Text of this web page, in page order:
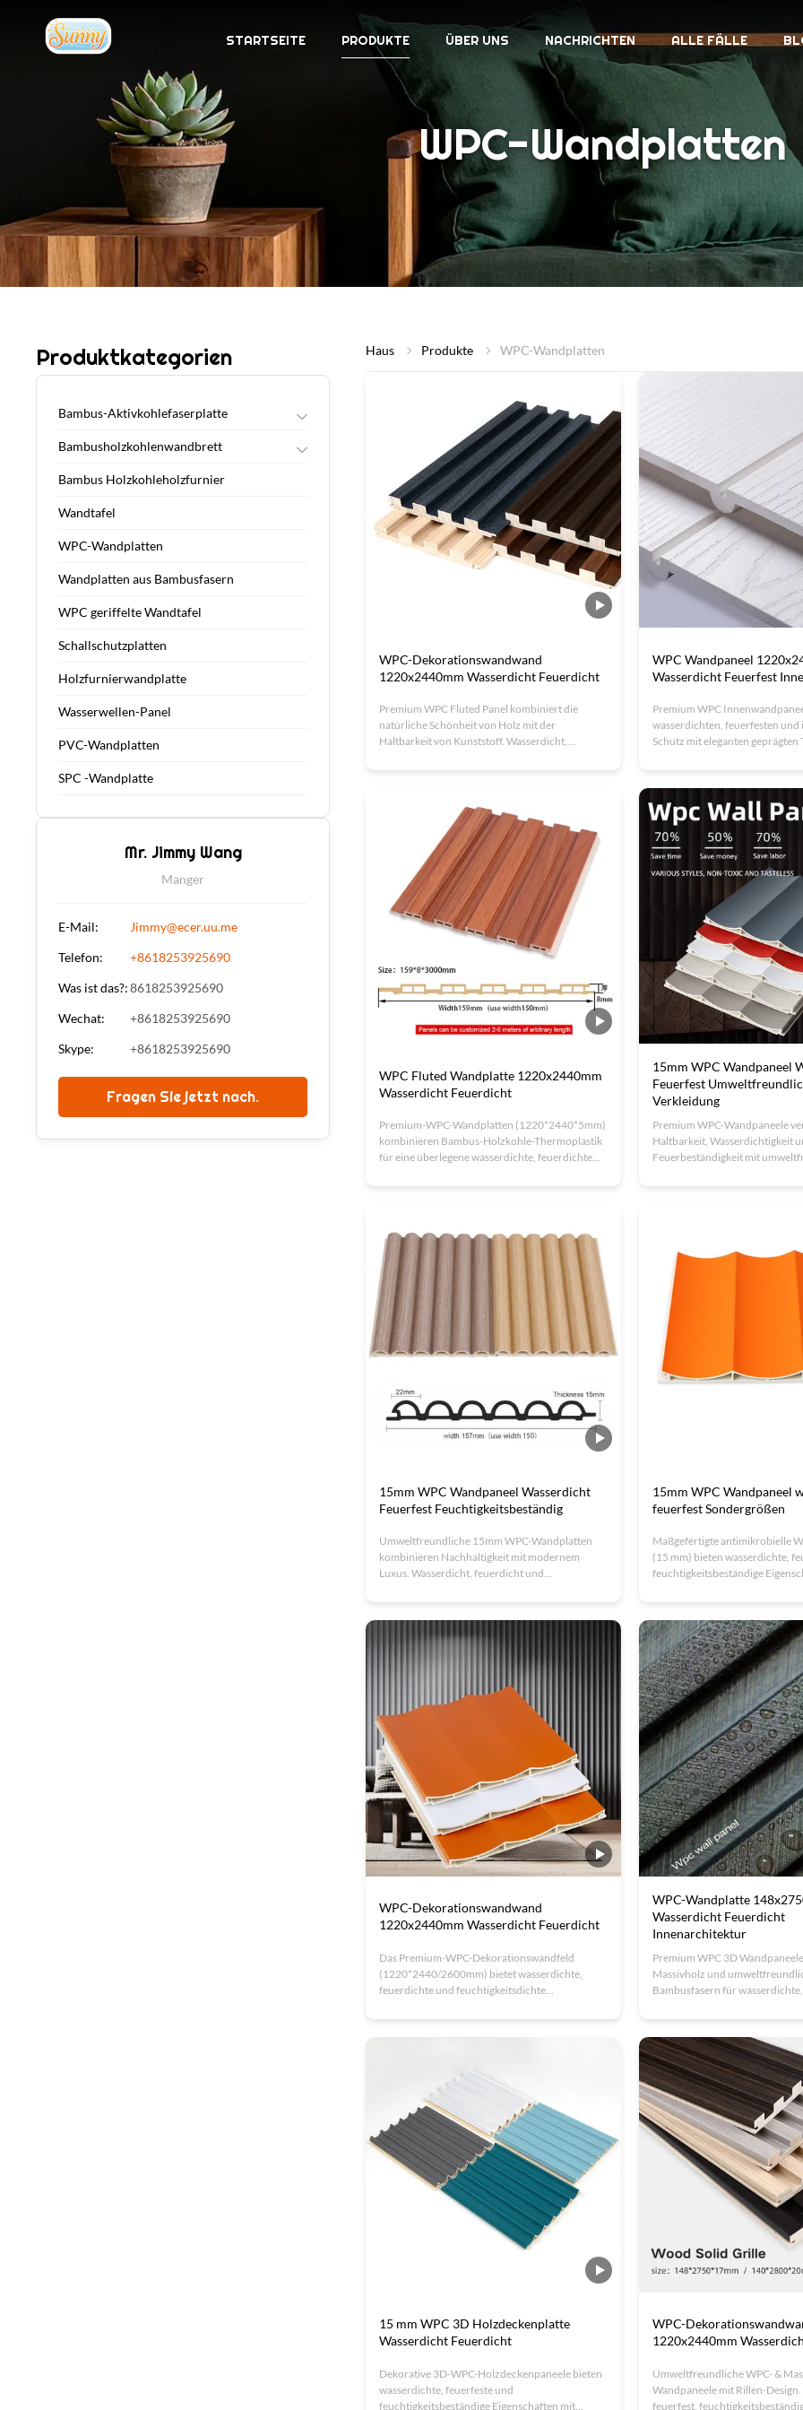
STARTSEITE PRODUKTE ÜBER UNS NACHRICHTEN ALLE FÄLLE
WPC-Wandplatten
Produktkategorien
Bambus-Aktivkohlefaserplatte
Sichere Baustoffe
Holzholzfaserplatten
Bambusholzkohlenwandbrett
Sek-Bamboo-Kohle
Bambus Holzkohleholzfurnier
Wandtafel
WPC-Wandplatten
Wandplatten aus Bambusfasern
WPC geriffelte Wandtafel
Schallschutzplatten
Holzfurnierwandplatte
Wasserwellen-Panel
PVC-Wandplatten
SPC -Wandplatte
Mr. Jimmy Wang
Manger
E-Mail:
Jimmy@ecer.uu.me
Telefon:
+8618253925690
Was ist das?:8618253925690
Wechat:
+8618253925690
Skype:
+8618253925690
Fragen Sie jetzt nach.
Haus Produkte WPC-Wandplatten
WPC-Dekorationswandwand
1220x2440mm Wasserdicht Feuerdicht
Premium WPC Fluted Panel kombiniert die
natürliche Schönheit von Holz mit der
Haltbarkeit von Kunststoff. Wasserdicht,
und Geschäftsräume, die nach eleganten,
wartungsarmen Lösungen suchen.
WPC Wandpaneel
Wasserdicht Feuerfest
Premium WPC
wasserdichten, feuerfesten und
Schutz mit eleganten geprägten
Hotels und Wohnungen.
(ISO9001/14001) mit OEM-
WPC Fluted Wandplatte 1220x2440mm
Wasserdicht Feuerdicht
Premium-WPC-Wandplatten (1220*2440*5mm)
kombinieren Bambus-Holzkohle-Thermoplastik
für eine überlegene wasserdichte, feuerdichte
Fabrikunterstützung.
15mm WPC Wandpaneel
Feuerfest
Verkleidung
Premium WPC-Wandpaneele
Haltbarkeit, Wasserdichtigkeit
Feuerbeständigkeit mit
15mm WPC Wandpaneel Wasserdicht
Feuerfest Feuchtigkeitsbeständig
Umweltfreundliche 15mm WPC-Wandplatten
kombinieren Nachhaltigkeit mit modernem
Luxus. Wasserdicht, feuerdicht und
einfache Installation.Ideal für Hotels, Büros und
Wohnungen.
15mm WPC Wandpaneel
feuerfest Sondergrößen
Maßgefertigte antimikrobielle
(15 mm) bieten wasserdichte,
feuchtigkeitsbeständige
für Hotels, Büros und
Lebensdauer von über 30
WPC-Dekorationswandwand
1220x2440mm Wasserdicht Feuerdicht
Das Premium-WPC-Dekorationswandfeld
(1220*2440/2600mm) bietet wasserdichte,
feuerdichte und feuchtigkeitsdichte
WPC-Wandplatte
Wasserdicht Feuerdicht
Innenarchitektur
Premium WPC 3D
Massivholz und
Bambusfasern für
Installation und ISO-
für Büros, Hotels und
15 mm WPC 3D Holzdeckenplatte
Wasserdicht Feuerdicht
Dekorative 3D-WPC-Holzdeckenpaneele bieten
wasserdichte, feuerfeste und
feuchtigkeitsbeständige Eigenschaften mit
WPC-
1220x2440mm
Umweltfreundliche WPC- &
Wandpaneele mit Rillen-
feuerfest,